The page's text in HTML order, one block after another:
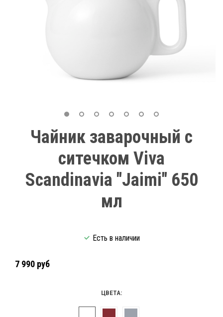
Чайник заварочный с
ситечком Viva
Scandinavia "Jaimi" 650
мл
Есть в наличии
7 990 руб
ЦВЕТА: